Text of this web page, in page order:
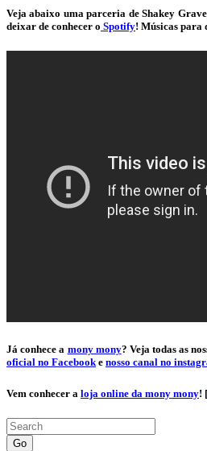
Veja abaixo uma parceria de Shakey
deixar de conhecer o Spotify! Músicas para
Já conhece a mony mony? Veja todas as
oficial no Facebooke nosso canal no
Vem conhecer a loja online da mony mony!
Go